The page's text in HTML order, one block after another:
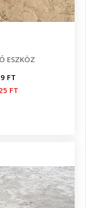
ESZKÖZ
FT
FT